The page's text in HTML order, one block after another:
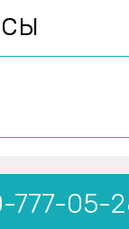
777-05-